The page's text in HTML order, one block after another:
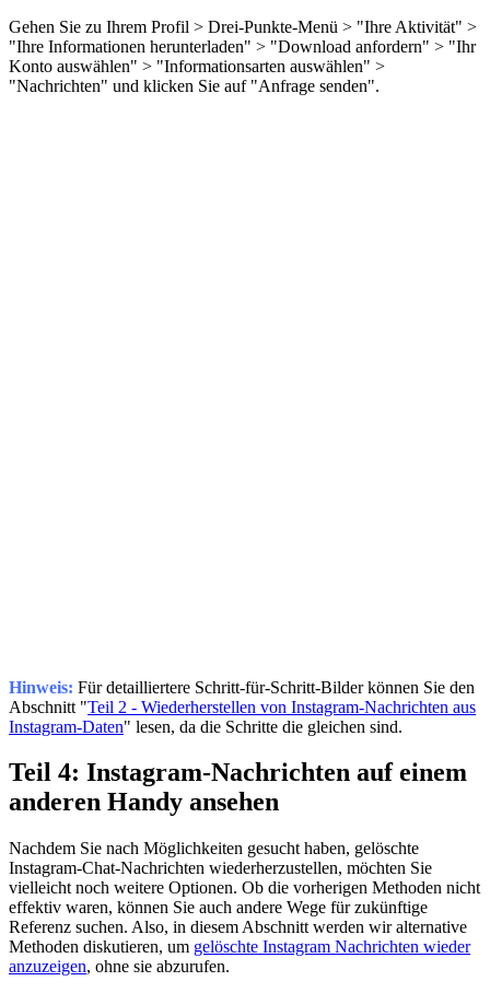
Gehen Sie zu Ihrem Profil > Drei-Punkte-Menü > "Ihre Aktivität" >
"Ihre Informationen herunterladen" > "Download anfordern" > "Ihr
Konto auswählen" > "Informationsarten auswählen" >
"Nachrichten" und klicken Sie auf "Anfrage senden".
Hinweis: Für detailliertere Schritt-für-Schritt-Bilder können Sie den
Abschnitt "Teil 2 - Wiederherstellen von Instagram-Nachrichten aus
Instagram-Daten" lesen, da die Schritte die gleichen sind.
Teil 4: Instagram-Nachrichten auf einem
anderen Handy ansehen
Nachdem Sie nach Möglichkeiten gesucht haben, gelöschte
Instagram-Chat-Nachrichten wiederherzustellen, möchten Sie
vielleicht noch weitere Optionen. Ob die vorherigen Methoden nicht
effektiv waren, können Sie auch andere Wege für zukünftige
Referenz suchen. Also, in diesem Abschnitt werden wir alternative
Methoden diskutieren, um gelöschte Instagram Nachrichten wieder
anzuzeigen, ohne sie abzurufen.